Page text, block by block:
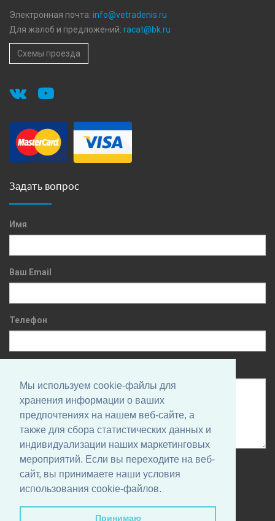
Мы используем cookie-файлы для
хранения информации о ваших
предпочтениях на нашем веб-сайте, а
также для сбора статистических данных и
индивидуализации наших маркетинговых
мероприятий. Если вы переходите на веб-
сайт, вы принимаете наши условия
использования cookie-файлов.
Принимаю
Электронная почта: info@vetradenis.ru
Для жалоб и предложений: racat@bk.ru
Схемы проезда
Задать вопрос
Имя
Ваш Email
Телефон
Нажимая на кнопку, вы даете согласие на обработку своих
персональных данных и соглашаетесь сПолитикой
конфиденциальности